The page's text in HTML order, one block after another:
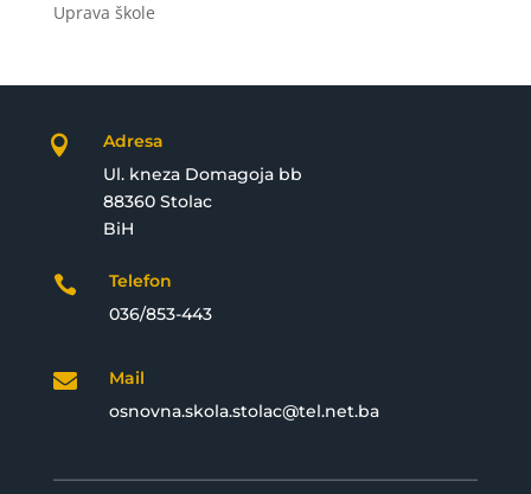
Uprava škole

Adresa
Ul. kneza Domagoja bb
88360 Stolac
BiH

Telefon
036/853-443

Mail
osnovna.skola.stolac@tel.net.ba